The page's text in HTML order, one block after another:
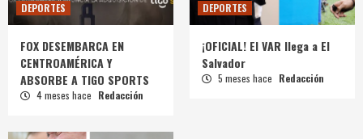
DEPORTES
FOX DESEMBARCA EN
CENTROAMÉRICA Y
ABSORBE A TIGO SPORTS
4 meses hace Redacción
DEPORTES
¡OFICIAL! El VAR llega a El
Salvador
5 meses hace Redacción